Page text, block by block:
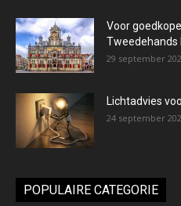
Voor
Tweedehands
29 september
Lichtadvies
24 september
POPULAIRE CATEGORIE